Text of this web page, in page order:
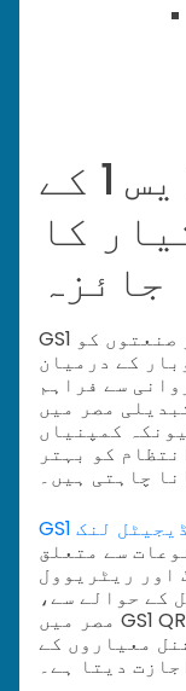
مصر میں جی ایس 1 کے
کا
جائزہ
GS1 مصر کی معیاریں کاروبار اور صنعتوں کو
کے درمیان
سے فراہم
مصر میں
کمپنیاں
کو بہتر
چاہتی ہیں۔
سے متعلق
اور ریٹریوول
کے حوالے سے،
مصر میں GS1 QR کوڈ جینریٹر بھی اہم ہے
معیاروں کے
دیتا ہے۔